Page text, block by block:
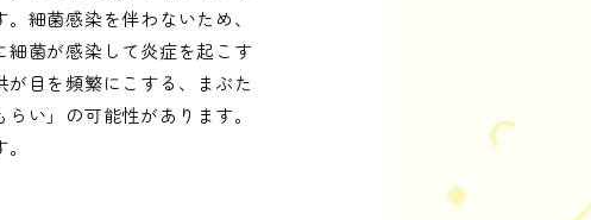
細菌感染を伴わないため、
菌が感染して炎症を起こす
目を頻繁にこする、まぶた
い」の可能性があります。